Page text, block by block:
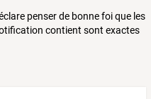
penser de bonne foi que les
contient sont exactes